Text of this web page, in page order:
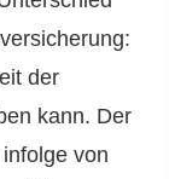
der
kann. Der
von